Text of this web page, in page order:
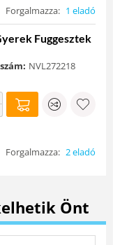
Forgalmazza: 1 eladó
Fuggesztek
NVL272218
Forgalmazza: 2 eladó
Önt